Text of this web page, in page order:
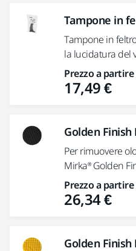
Tampone in
Tampone in
la lucidatura del
Prezzo a partire
17,49 €
Golden
Per rimuovere
Mirka® Golden
Prezzo a partire
26,34 €
Golden